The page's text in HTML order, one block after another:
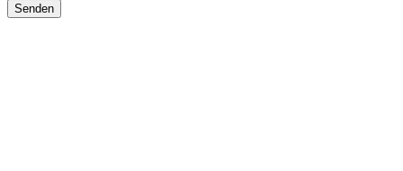
Senden